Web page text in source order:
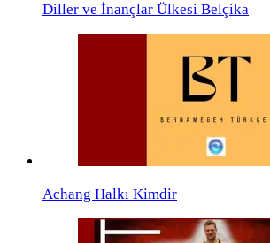
Diller ve İnançlar Ülkesi Belçika
Achang Halkı Kimdir